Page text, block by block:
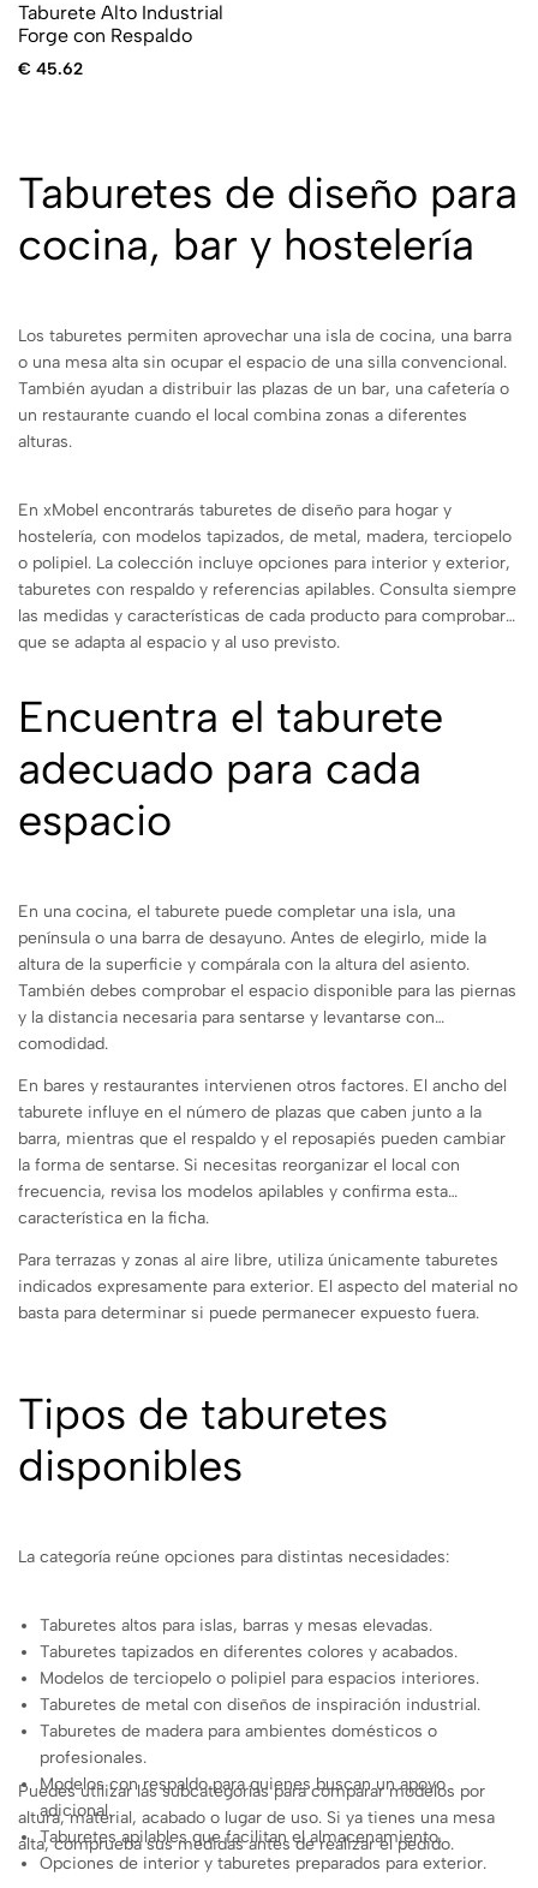
Taburete Alto Industrial
Forge con Respaldo
€ 45.62
Taburetes de diseño para
cocina, bar y hostelería
Los taburetes permiten aprovechar una isla de cocina, una barra
o una mesa alta sin ocupar el espacio de una silla convencional.
También ayudan a distribuir las plazas de un bar, una cafetería o
un restaurante cuando el local combina zonas a diferentes
alturas.
En xMobel encontrarás taburetes de diseño para hogar y
hostelería, con modelos tapizados, de metal, madera, terciopelo
o polipiel. La colección incluye opciones para interior y exterior,
taburetes con respaldo y referencias apilables. Consulta siempre
las medidas y características de cada producto para comprobar
que se adapta al espacio y al uso previsto.
Encuentra el taburete
adecuado para cada
espacio
En una cocina, el taburete puede completar una isla, una
península o una barra de desayuno. Antes de elegirlo, mide la
altura de la superficie y compárala con la altura del asiento.
También debes comprobar el espacio disponible para las piernas
y la distancia necesaria para sentarse y levantarse con
comodidad.
En bares y restaurantes intervienen otros factores. El ancho del
taburete influye en el número de plazas que caben junto a la
barra, mientras que el respaldo y el reposapiés pueden cambiar
la forma de sentarse. Si necesitas reorganizar el local con
frecuencia, revisa los modelos apilables y confirma esta
característica en la ficha.
Para terrazas y zonas al aire libre, utiliza únicamente taburetes
indicados expresamente para exterior. El aspecto del material no
basta para determinar si puede permanecer expuesto fuera.
Tipos de taburetes
disponibles
La categoría reúne opciones para distintas necesidades:
Taburetes altos para islas, barras y mesas elevadas.
Taburetes tapizados en diferentes colores y acabados.
Modelos de terciopelo o polipiel para espacios interiores.
Taburetes de metal con diseños de inspiración industrial.
Taburetes de madera para ambientes domésticos o
profesionales.
Modelos con respaldo para quienes buscan un apoyo
adicional.
Taburetes apilables que facilitan el almacenamiento.
Opciones de interior y taburetes preparados para exterior.
Puedes utilizar las subcategorías para comparar modelos por
altura, material, acabado o lugar de uso. Si ya tienes una mesa
alta, comprueba sus medidas antes de realizar el pedido.